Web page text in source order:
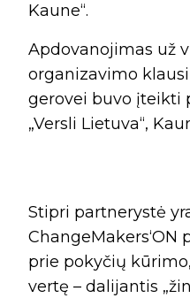
Kaune“.
Apdovanojimas už
organizavimo
gerovei buvo įteikti
„Versli Lietuva“,
Stipri partnerystė
prie pokyčių
vertę – dalijantis